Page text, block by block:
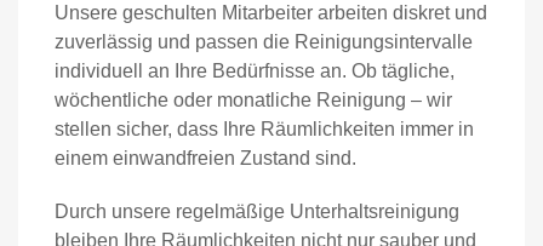
Unsere geschulten Mitarbeiter arbeiten diskret und
zuverlässig und passen die Reinigungsintervalle
individuell an Ihre Bedürfnisse an. Ob tägliche,
wöchentliche oder monatliche Reinigung – wir
stellen sicher, dass Ihre Räumlichkeiten immer in
einem einwandfreien Zustand sind.
Durch unsere regelmäßige Unterhaltsreinigung
bleiben Ihre Räumlichkeiten nicht nur sauber und